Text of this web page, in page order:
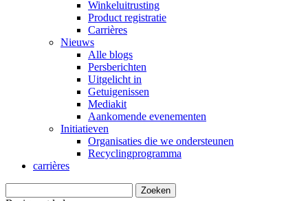
Winkeluitrusting
Product registratie
Carrières
Nieuws
Alle blogs
Persberichten
Uitgelicht in
Getuigenissen
Mediakit
Aankomende evenementen
Initiatieven
Organisaties die we ondersteunen
Recyclingprogramma
carrières